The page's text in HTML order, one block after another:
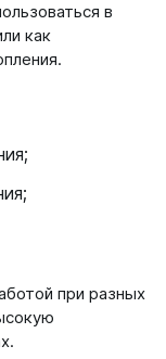
в
как
при разных